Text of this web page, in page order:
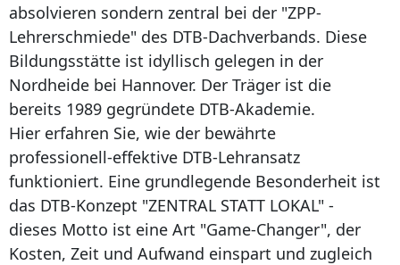
absolvieren sondern zentral bei der "ZPP-
Lehrerschmiede" des DTB-Dachverbands. Diese
Bildungsstätte ist idyllisch gelegen in der
Nordheide bei Hannover. Der Träger ist die
bereits 1989 gegründete DTB-Akademie.
Hier erfahren Sie, wie der bewährte
professionell-effektive DTB-Lehransatz
funktioniert. Eine grundlegende Besonderheit ist
das DTB-Konzept "ZENTRAL STATT LOKAL" -
dieses Motto ist eine Art "Game-Changer", der
Kosten, Zeit und Aufwand einspart und zugleich